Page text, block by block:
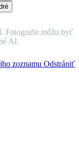
Fotografie môžu byť
AI.
zoznamu Odstrániť